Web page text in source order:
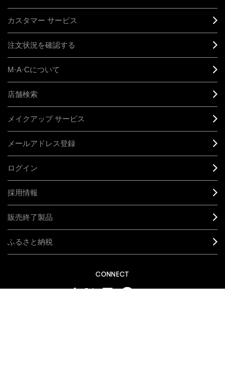
カスタマー サービス
注文状況を確認する
M·A·Cについて
店舗検索
メイクアップ サービス
メールアドレス登録
ログイン
採用情報
販売終了製品
ふるさと納税
CONNECT